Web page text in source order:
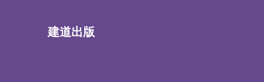
建道出版